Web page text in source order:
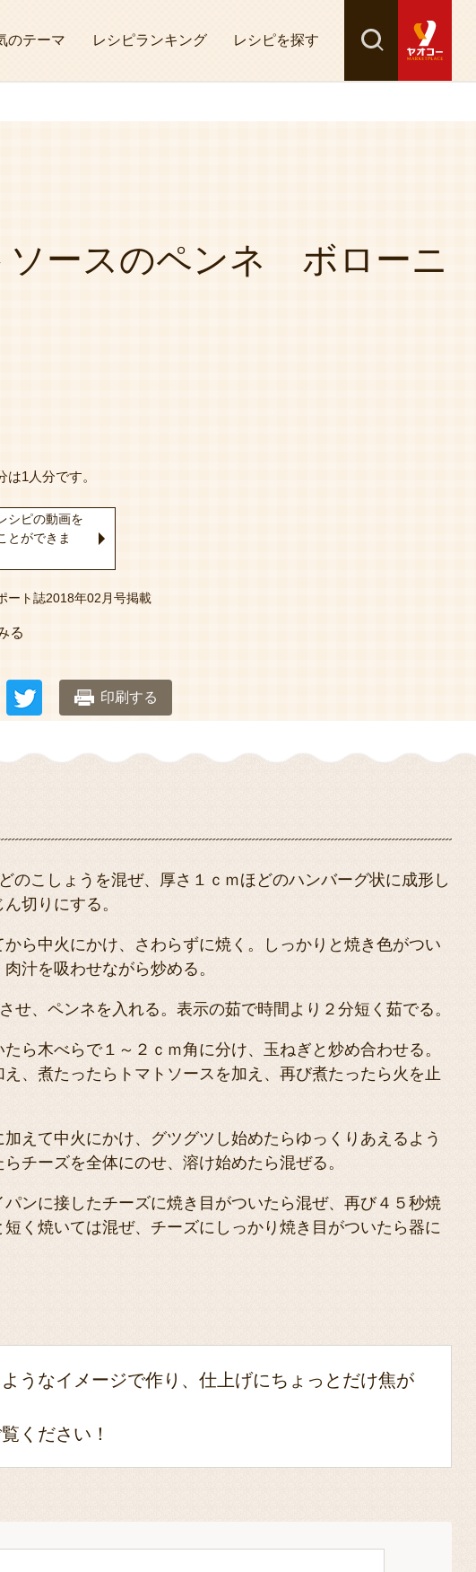
のテーマ レシピランキング レシピを探す 検索
探す
ソースのペンネ ボローニ
1人分です。
シピの動画を
とができま
ート誌2018年02月号掲載
る
印刷する
のこしょうを混ぜ、厚さ１ｃｍほどのハンバーグ状に成形し
切りにする。
ら中火にかけ、さわらずに焼く。しっかりと焼き色がつい
汁を吸わせながら炒める。
せ、ペンネを入れる。表示の茹で時間より２分短く茹でる。
ら木べらで１～２ｃｍ角に分け、玉ねぎと炒め合わせる。
え、煮たったらトマトソースを加え、再び煮たったら火を止
えて中火にかけ、グツグツし始めたらゆっくりあえるよう
チーズを全体にのせ、溶け始めたら混ぜる。
ンに接したチーズに焼き目がついたら混ぜ、再び４５秒焼
く焼いては混ぜ、チーズにしっかり焼き目がついたら器に
うなイメージで作り、仕上げにちょっとだけ焦が
ください！